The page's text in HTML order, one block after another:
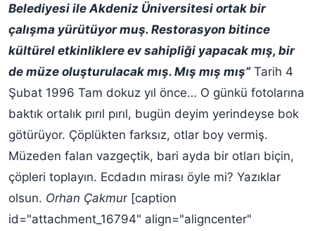
Belediyesi ile Akdeniz Üniversitesi ortak bir
çalışma yürütüyor muş. Restorasyon bitince
kültürel etkinliklere ev sahipliği yapacak mış, bir
de müze oluşturulacak mış. Mış mış mış”Tarih 4
Şubat 1996 Tam dokuz yıl önce… O günkü fotolarına
baktık ortalık pırıl pırıl, bugün deyim yerindeyse bok
götürüyor. Çöplükten farksız, otlar boy vermiş.
Müzeden falan vazgeçtik, bari ayda bir otları biçin,
çöpleri toplayın. Ecdadın mirası öyle mi? Yazıklar
olsun. Orhan Çakmur [caption
id="attachment_16794" align="aligncenter"